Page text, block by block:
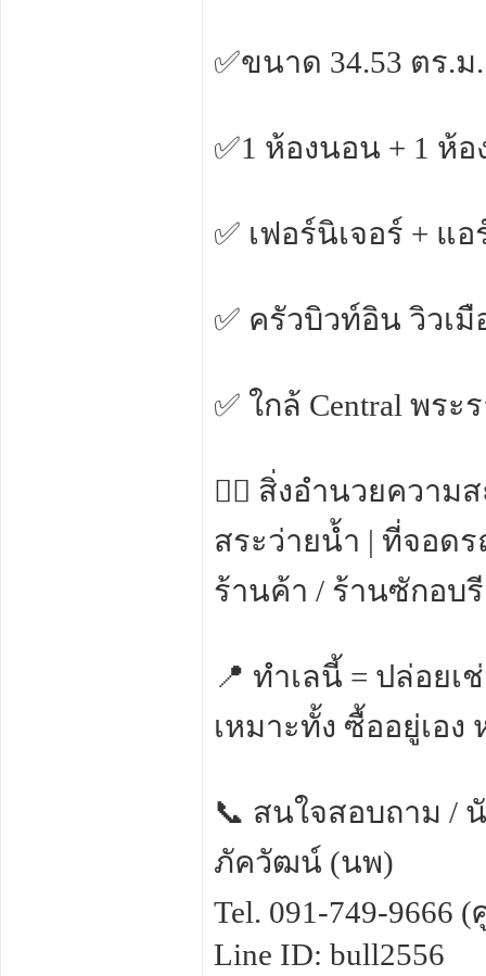
✅ขนาด 34.53 ตร.
✅1 ห้องนอน + 1 ห้
✅ เฟอร์นิเจอร์ + แ
✅ ครัวบิวท์อิน วิวเมื
✅ ใกล้ Central พระ
🏊‍♂️ สิ่งอำนวยความ
สระว่ายน้ำ | ที่จอดร
ร้านค้า / ร้านซักอบ
📍 ทำเลนี้ = ปล่อยเ
เหมาะทั้ง ซื้ออยู่เอง
📞 สนใจสอบถาม /
ภัควัฒน์ (นพ)
Tel. 091-749-9666
Line ID: bull2556